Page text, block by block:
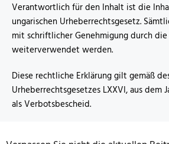
Verantwortlich für den Inhalt ist die
ungarischen Urheberrechtsgesetz.
mit schriftlicher Genehmigung durch
weiterverwendet werden.
Diese rechtliche Erklärung gilt gemäß
Urheberrechtsgesetzes LXXVI, aus dem
als Verbotsbescheid.